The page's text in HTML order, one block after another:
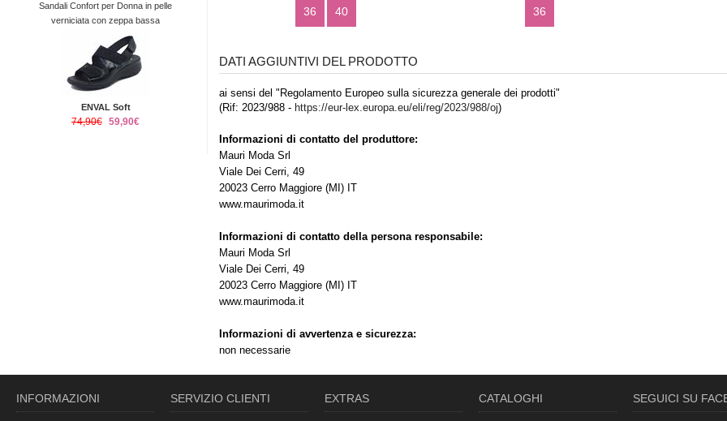
Sandali Confort per Donna in pelle
verniciata con zeppa bassa
ENVAL Soft
74,90€ 59,90€
36 40 36
DATI AGGIUNTIVI DEL PRODOTTO
ai sensi del "Regolamento Europeo sulla sicurezza generale dei prodotti"
(Rif: 2023/988 - https://eur-lex.europa.eu/eli/reg/2023/988/oj)
Informazioni di contatto del produttore:
Mauri Moda Srl
Viale Dei Cerri, 49
20023 Cerro Maggiore (MI) IT
www.maurimoda.it
Informazioni di contatto della persona responsabile:
Mauri Moda Srl
Viale Dei Cerri, 49
20023 Cerro Maggiore (MI) IT
www.maurimoda.it
Informazioni di avvertenza e sicurezza:
non necessarie
INFORMAZIONI SERVIZIO CLIENTI EXTRAS CATALOGHI SEGUICI SU